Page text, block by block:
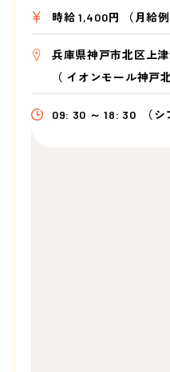
時給 1,400円 （月給
兵庫県神戸市北区上
（ イオンモール神
09: 30 ～ 18: 30 （シ